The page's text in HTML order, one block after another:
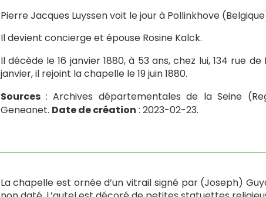
Pierre Jacques Luyssen voit le jour à Pollinkhove
Il devient concierge et épouse Rosine Kalck.
Il décède le 16 janvier 1880, à 53 ans, chez lui, 134 rue de
janvier, il rejoint la chapelle le 19 juin 1880.
Sources: Archives départementales de la Seine
Geneanet. Date de création : 2023-02-23.
La chapelle est ornée d’un vitrail signé par (Joseph)